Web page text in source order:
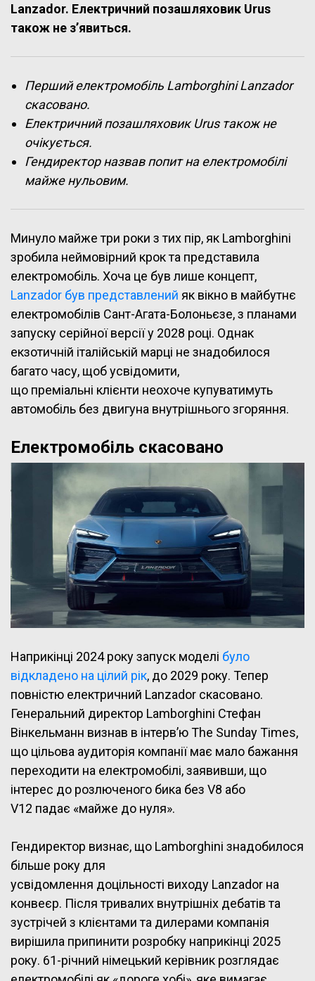
Lanzador. Електричний позашляховик Urus
також не з’явиться.
Перший електромобіль Lamborghini Lanzador
скасовано.
Електричний позашляховик Urus також не
очікується.
Гендиректор назвав попит на електромобілі
майже нульовим.
Минуло майже три роки з тих пір, як Lamborghini
зробила неймовірний крок та представила
електромобіль. Хоча це був лише концепт,
Lanzador був представлений як вікно в майбутнє
електромобілів Сант-Агата-Болоньєзе, з планами
запуску серійної версії у 2028 році. Однак
екзотичній італійській марці не знадобилося
багато часу, щоб усвідомити,
що преміальні клієнти неохоче купуватимуть
автомобіль без двигуна внутрішнього згоряння.
Електромобіль скасовано
Наприкінці 2024 року запуск моделі було
відкладено на цілий рік, до 2029 року. Тепер
повністю електричний Lanzador скасовано.
Генеральний директор Lamborghini Стефан
Вінкельманн визнав в інтерв’ю The Sunday Times,
що цільова аудиторія компанії має мало бажання
переходити на електромобілі, заявивши, що
інтерес до розлюченого бика без V8 або
V12 падає «майже до нуля».
Гендиректор визнає, що Lamborghini знадобилося
більше року для
усвідомлення доцільності виходу Lanzador на
конвеєр. Після тривалих внутрішніх дебатів та
зустрічей з клієнтами та дилерами компанія
вирішила припинити розробку наприкінці 2025
року. 61-річний німецький керівник розглядає